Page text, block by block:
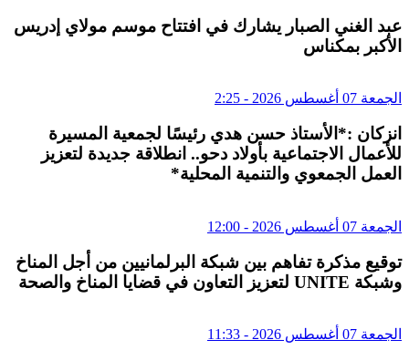
عبد الغني الصبار يشارك في افتتاح موسم مولاي إدريس
الأكبر بمكناس
الجمعة 07 أغسطس 2026 - 2:25
انزكان :*الأستاذ حسن هدي رئيسًا لجمعية المسيرة
للأعمال الاجتماعية بأولاد دحو.. انطلاقة جديدة لتعزيز
العمل الجمعوي والتنمية المحلية*
الجمعة 07 أغسطس 2026 - 12:00
توقيع مذكرة تفاهم بين شبكة البرلمانيين من أجل المناخ
وشبكة UNITE لتعزيز التعاون في قضايا المناخ والصحة
الجمعة 07 أغسطس 2026 - 11:33